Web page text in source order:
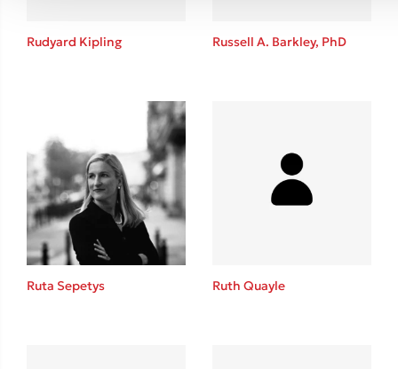
Rudyard Kipling Russell A. Barkley, PhD
Ruta Sepetys Ruth Quayle